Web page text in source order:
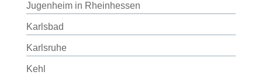
Jugenheim in Rheinhessen
Karlsbad
Karlsruhe
Kehl